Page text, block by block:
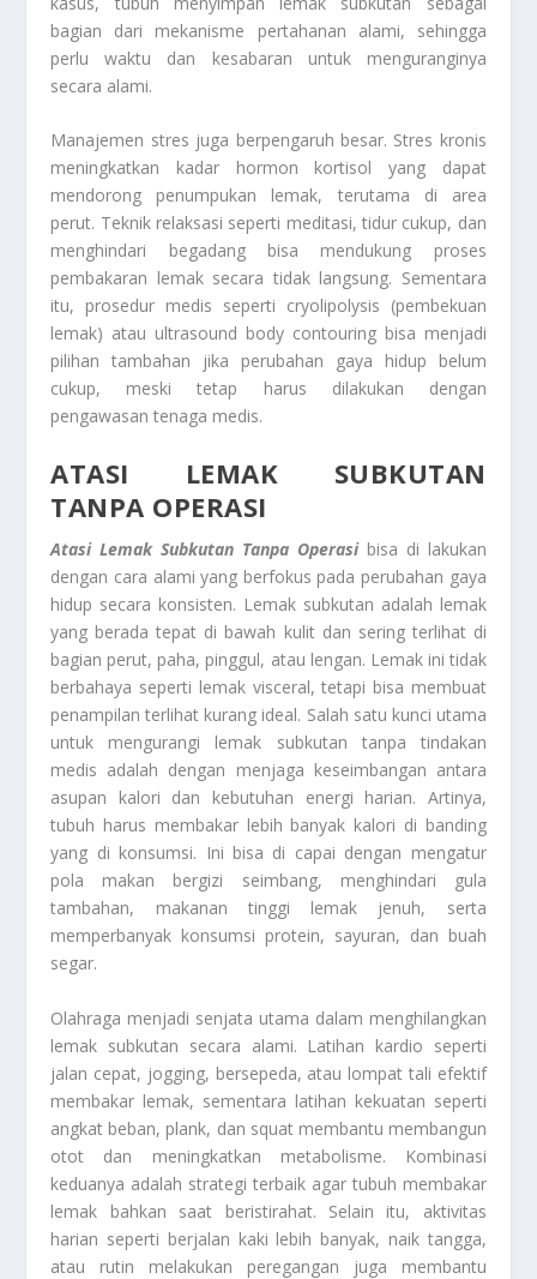
bagian dari mekanisme pertahanan alami, sehingga
perlu waktu dan kesabaran untuk menguranginya
secara alami.
Manajemen stres juga berpengaruh besar. Stres kronis
meningkatkan kadar hormon kortisol yang dapat
mendorong penumpukan lemak, terutama di area
perut. Teknik relaksasi seperti meditasi, tidur cukup, dan
menghindari begadang bisa mendukung proses
pembakaran lemak secara tidak langsung. Sementara
itu, prosedur medis seperti cryolipolysis (pembekuan
lemak) atau ultrasound body contouring bisa menjadi
pilihan tambahan jika perubahan gaya hidup belum
cukup, meski tetap harus dilakukan dengan
pengawasan tenaga medis.
ATASI LEMAK SUBKUTAN
TANPA OPERASI
Atasi Lemak Subkutan Tanpa Operasibisa di lakukan
dengan cara alami yang berfokus pada perubahan gaya
hidup secara konsisten. Lemak subkutan adalah lemak
yang berada tepat di bawah kulit dan sering terlihat di
bagian perut, paha, pinggul, atau lengan. Lemak ini tidak
berbahaya seperti lemak visceral, tetapi bisa membuat
penampilan terlihat kurang ideal. Salah satu kunci utama
untuk mengurangi lemak subkutan tanpa tindakan
medis adalah dengan menjaga keseimbangan antara
asupan kalori dan kebutuhan energi harian. Artinya,
tubuh harus membakar lebih banyak kalori di banding
yang di konsumsi. Ini bisa di capai dengan mengatur
pola makan bergizi seimbang, menghindari gula
tambahan, makanan tinggi lemak jenuh, serta
memperbanyak konsumsi protein, sayuran, dan buah
segar.
Olahraga menjadi senjata utama dalam menghilangkan
lemak subkutan secara alami. Latihan kardio seperti
jalan cepat, jogging, bersepeda, atau lompat tali efektif
membakar lemak, sementara latihan kekuatan seperti
angkat beban, plank, dan squat membantu membangun
otot dan meningkatkan metabolisme. Kombinasi
keduanya adalah strategi terbaik agar tubuh membakar
lemak bahkan saat beristirahat. Selain itu, aktivitas
harian seperti berjalan kaki lebih banyak, naik tangga,
atau rutin melakukan peregangan juga membantu